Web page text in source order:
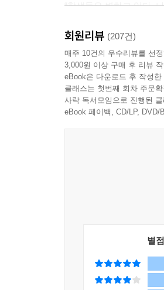
이 끊기거나, 내용이 길
--- p.294
이러한 모습들을 보았을
기지 않는다고 해서 그들
이 없지는 않다는 것이
있어서 어떤 모습을 보
게 신세대의 타이틀을
“학생들은 변하고 있다.
지지해주는 것이다. 이제
안내서, 임홍택의 《90년
- 정재민_KAIST 정보미
한국 경제의 고속 성장
태어난 젊은 세대에 대한
- 박병호_KAIST 경영대
업무 특성상 90년대에
- 박종욱_CJ인재원 신규
《트렌드 코리아 2019
한다. 제품이나 서비스
회원리뷰 (207건)
매주 10건의 우수리뷰를 선
3,000원 이상 구매 후 리뷰
eBook은 다운로드 후 작성
클래스는 첫번째 회차 주문
사락 독서모임으로 진행된
eBook 페이백, CD/LP,
별